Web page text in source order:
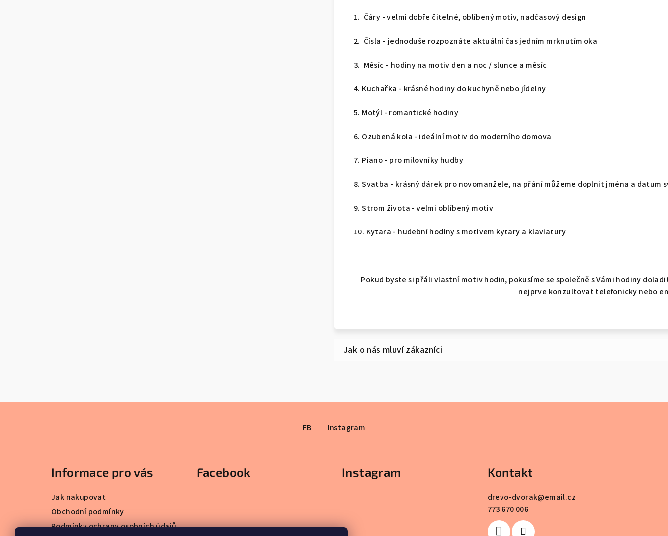
1. Čáry - velmi dobře čitelné, oblíbený motiv, nadčasový design
2. Čísla - jednoduše rozpoznáte aktuální čas jedním mrknutím oka
3. Měsíc - hodiny na motiv den a noc / slunce a měsíc
4. Kuchařka - krásné hodiny do kuchyně nebo jídelny
5. Motýl - romantické hodiny
6. Ozubená kola - ideální motiv do moderního domova
7. Piano - pro milovníky hudby
8. Svatba - krásný dárek pro novomanžele, na přání můžeme doplnit jména a datum
9. Strom života - velmi oblíbený motiv
10. Kytara - hudební hodiny s motivem kytary a klaviatury
Pokud byste si přáli vlastní motiv hodin, pokusíme se společně s Vámi hodiny
nejprve konzultovat telefonicky nebo
FB Instagram
Informace pro vás
Jak nakupovat
Obchodní podmínky
Podmínky ochrany osobních údajů
Facebook Instagram Kontakt
drevo-dvorak@email.cz
773 670 006